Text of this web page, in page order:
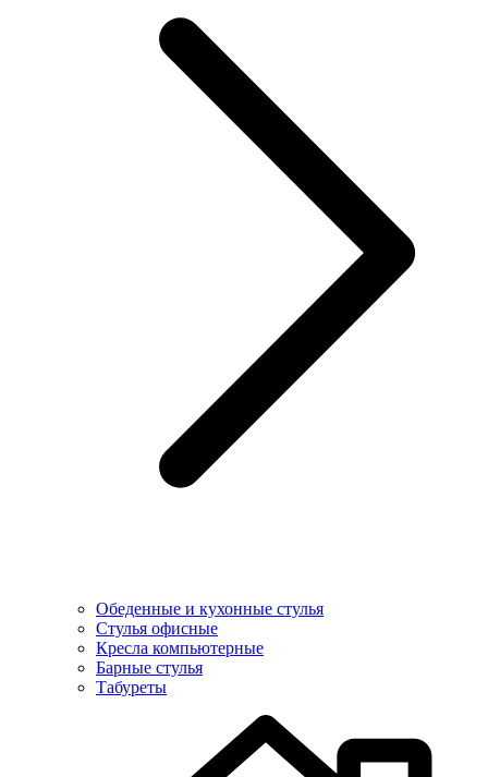
Обеденные и кухонные стулья
Стулья офисные
Кресла компьютерные
Барные стулья
Табуреты